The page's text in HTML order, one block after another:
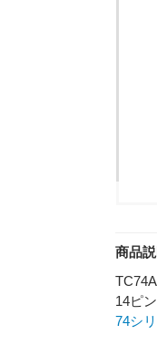
商品
14ピ
74シ